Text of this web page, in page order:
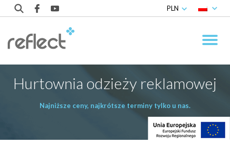
PLN
Hurtownia odzieży reklamowej
Najniższe ceny, najkrótsze terminy tylko u nas.